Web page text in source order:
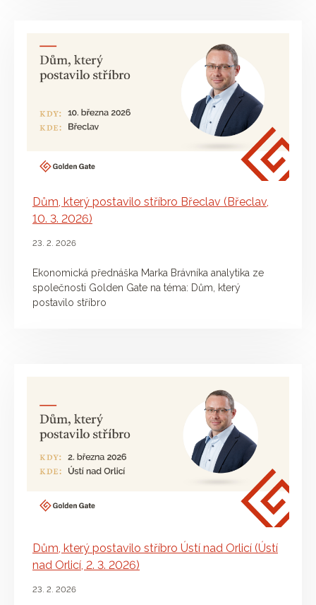
Dům, který postavilo stříbro Břeclav (Břeclav,
10. 3. 2026)
23. 2. 2026
Ekonomická přednáška Marka Brávníka analytika ze
společnosti Golden Gate na téma: Dům, který
postavilo stříbro
Dům, který postavilo stříbro Ústí nad Orlicí (Ústí
nad Orlicí, 2. 3. 2026)
23. 2. 2026